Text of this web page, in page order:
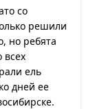
со
решили
но ребята
всех
ель
дней ее